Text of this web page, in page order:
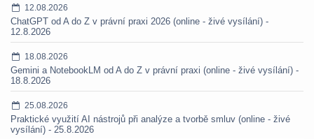
12.08.2026
ChatGPT od A do Z v právní praxi 2026 (online - živé vysílání) -
12.8.2026
18.08.2026
Gemini a NotebookLM od A do Z v právní praxi (online - živé vysílání) -
18.8.2026
25.08.2026
Praktické využití AI nástrojů při analýze a tvorbě smluv (online - živé
vysílání) - 25.8.2026